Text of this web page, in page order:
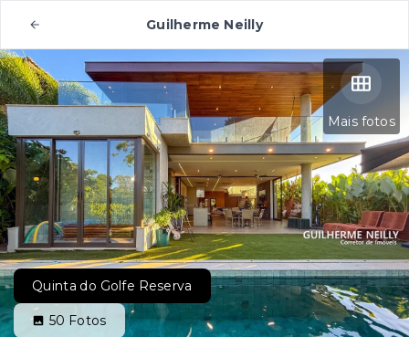
Guilherme Neilly
Mais fotos
Quinta do Golfe Reserva
50 Fotos